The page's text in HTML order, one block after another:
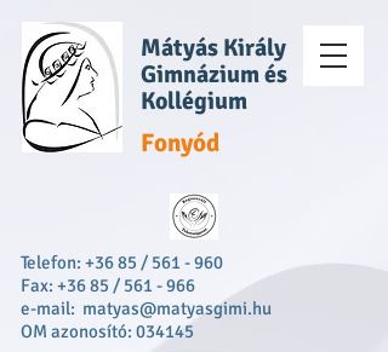
Mátyás Király
Gimnázium és
Kollégium
Fonyód
Telefon: +36 85 / 561 - 960
Fax: +36 85 / 561 - 966
e-mail: matyas@matyasgimi.hu
OM azonosító: 034145